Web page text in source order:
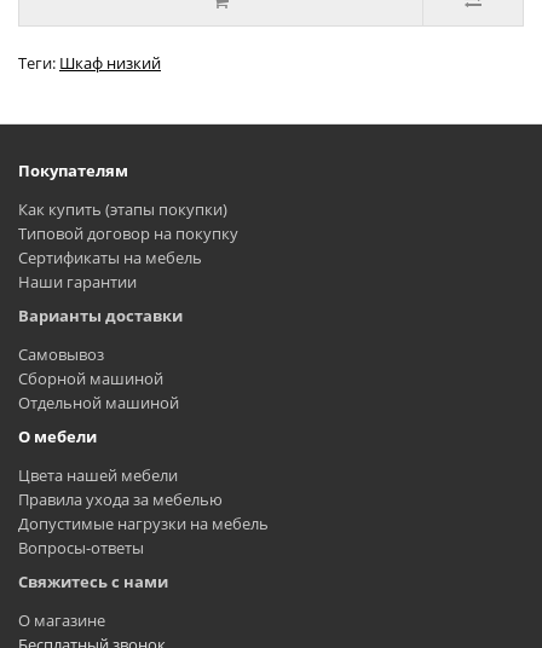
Теги: Шкаф низкий
Покупателям
Как купить (этапы покупки)
Типовой договор на покупку
Сертификаты на мебель
Наши гарантии
Варианты доставки
Самовывоз
Сборной машиной
Отдельной машиной
О мебели
Цвета нашей мебели
Правила ухода за мебелью
Допустимые нагрузки на мебель
Вопросы-ответы
Свяжитесь с нами
О магазине